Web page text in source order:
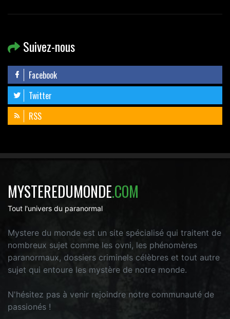
Suivez-nous
Facebook
Twitter
RSS
MYSTEREDUMONDE.COM
Tout l'univers du paranormal
Mystere du monde est un site spécialisé qui traitent de
nombreux sujet comme les ovni, les phénomères
paranormaux, dossiers criminels célèbres et tout autre
sujet qui entoure les mystère de notre monde.
N'hésitez pas à venir rejoindre notre communauté de
passionés !